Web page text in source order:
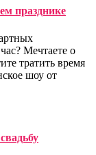
празднике
Мечтаете о
тратить время
шоу от